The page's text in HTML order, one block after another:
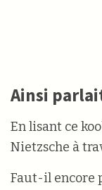
Ainsi
En lisant ce
Nietzsche à
Faut-il encore